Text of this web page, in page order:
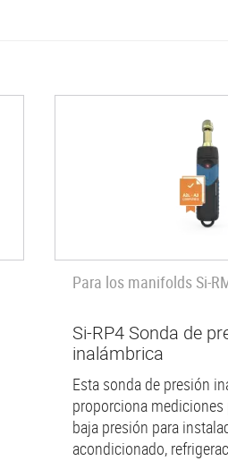
Para los manifolds Si-
Si-RP4 Sonda de
inalámbrica
Esta sonda de presión
proporciona mediciones
baja presión para
acondicionado,